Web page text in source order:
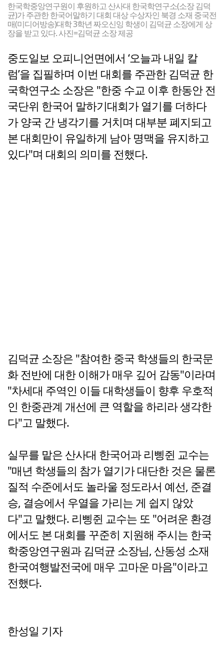
한국학중앙연구원이 후원하고 산사대 한국학연구소(소장 김덕
균)가 주관한 한국어말하기 대회 대상 수상자인 북경 소재 중국전
매(미디어방송)대학 3학년 짜오신잉 학생이 김덕균 소장에게 상
장을 받고 있다. 사진=김덕균 소장 제공
중도일보 오피니언면에서 ‘오늘과 내일 칼
럼’을 집필하며 이번 대회를 주관한 김덕균 한
국학연구소 소장은 "한중 수교 이후 한동안 전
국단위 한국어 말하기대회가 열기를 더하다
가 양국 간 냉각기를 거치며 대부분 폐지되고
본 대회만이 유일하게 남아 명맥을 유지하고
있다"며 대회의 의미를 전했다.
김덕균 소장은 "참여한 중국 학생들의 한국문
화 전반에 대한 이해가 매우 깊어 감동"이라며
"차세대 주역인 이들 대학생들이 향후 우호적
인 한중관계 개선에 큰 역할을 하리라 생각한
다"고 말했다.
실무를 맡은 산사대 한국어과 리삥쥔 교수는
"매년 학생들의 참가 열기가 대단한 것은 물론
질적 수준에서도 놀라울 정도라서 예선, 준결
승, 결승에서 우열을 가리는 게 쉽지 않았
다"고 말했다. 리삥쥔 교수는 또 "어려운 환경
에서도 본 대회를 꾸준히 지원해 주시는 한국
학중앙연구원과 김덕균 소장님, 산동성 소재
한국여행발전국에 매우 고마운 마음"이라고
전했다.
한성일 기자